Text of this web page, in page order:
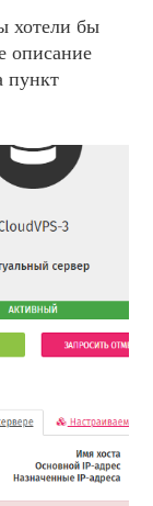
хотели бы
описание
пункт